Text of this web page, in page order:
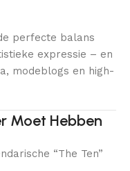
perfecte balans
expressie – en
modeblogs en high-
Moet Hebben
“The Ten”